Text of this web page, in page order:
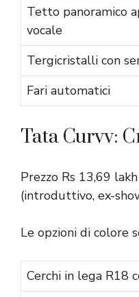
Tetto panoramico
vocale
Tergicristalli con
Fari automatici
Tata Curvv:
Prezzo Rs 13,69
(introduttivo, ex-
Le opzioni di colore
Cerchi in lega R18